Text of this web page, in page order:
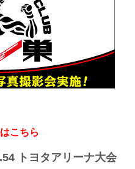
こちら
トヨタアリーナ大会